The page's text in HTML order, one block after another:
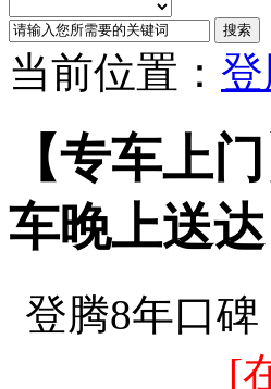
当前位置：
【专车上
车晚上送达
登腾8年口
[